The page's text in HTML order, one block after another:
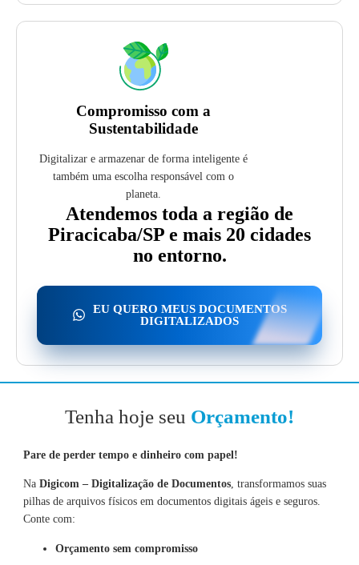
Compromisso com a
Sustentabilidade
Digitalizar e armazenar de forma inteligente é
também uma escolha responsável com o
planeta.
Atendemos toda a região de
Piracicaba/SP e mais 20 cidades
no entorno.
EU QUERO MEUS DOCUMENTOS
DIGITALIZADOS
Tenha hoje seu Orçamento!
Pare de perder tempo e dinheiro com papel!
Na Digicom – Digitalização de Documentos, transformamos suas
pilhas de arquivos físicos em documentos digitais ágeis e seguros.
Conte com:
Orçamento sem compromisso